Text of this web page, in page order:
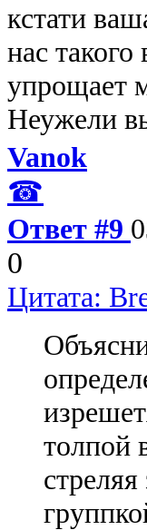
кстати
нас
упрощает
Неужели
Vanok
☎
Ответ #9
0
Цитата:
толпой